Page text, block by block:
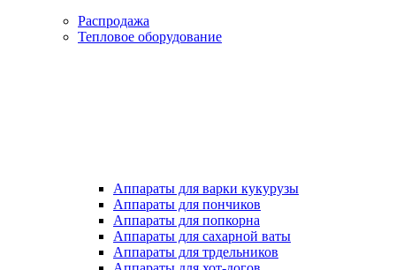
Распродажа
Тепловое оборудование
Аппараты для варки кукурузы
Аппараты для пончиков
Аппараты для попкорна
Аппараты для сахарной ваты
Аппараты для трдельников